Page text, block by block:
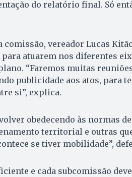
do relatório final. Só
comissão, vereador Lucas
atuarem nos diferentes
“Faremos muitas
publicidade aos atos, para
si”, explica.
obedecendo às normas
territorial e outras
se tiver mobilidade”,
e cada subcomissão